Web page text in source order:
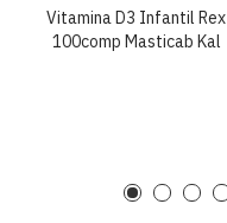
Vitamina D3 Infantil Rex
100comp Masticab Kal